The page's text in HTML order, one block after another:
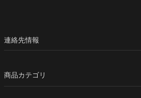
連絡先情報
商品カテゴリ